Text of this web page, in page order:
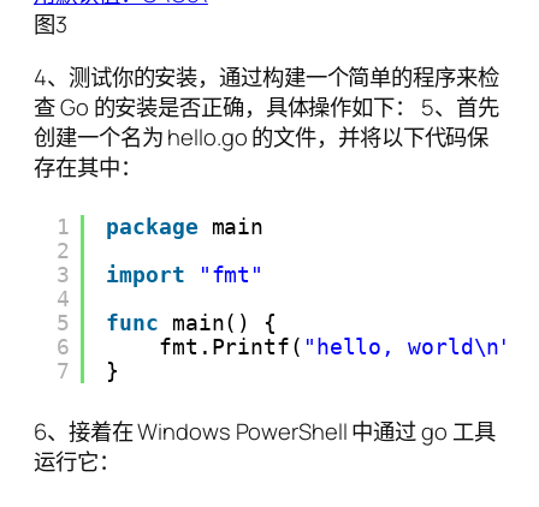
图3
4、测试你的安装，通过构建一个简单的程序来检
查 Go 的安装是否正确，具体操作如下： 5、首先
创建一个名为 hello.go 的文件，并将以下代码保
存在其中：
1
2
3
4
5
6
7
package main
import
"fmt"
func
main() {
fmt.Printf( "hello, world\n"
}
6、接着在 Windows PowerShell 中通过 go 工具
运行它：